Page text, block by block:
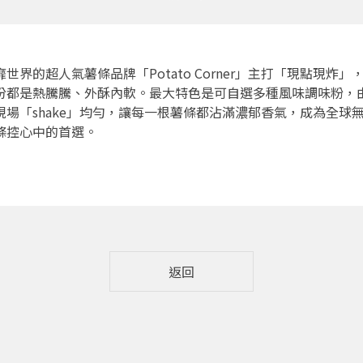
世界的超人氣薯條品牌「Potato Corner」主打「現點現炸」
都是熱騰騰、外酥內軟。最大特色是可自選多種風味調味粉，
場「shake」均勻，讓每一根薯條都沾滿濃郁香氣，成為全球
控心中的首選。
返回